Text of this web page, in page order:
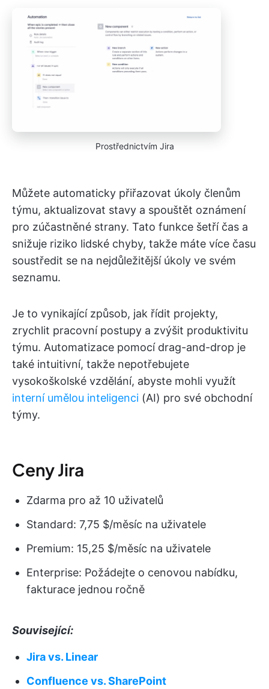
Prostřednictvím Jira
Můžete automaticky přiřazovat úkoly členům
týmu, aktualizovat stavy a spouštět oznámení
pro zúčastněné strany. Tato funkce šetří čas a
snižuje riziko lidské chyby, takže máte více času
soustředit se na nejdůležitější úkoly ve svém
seznamu.
Je to vynikající způsob, jak řídit projekty,
zrychlit pracovní postupy a zvýšit produktivitu
týmu. Automatizace pomocí drag-and-drop je
také intuitivní, takže nepotřebujete
vysokoškolské vzdělání, abyste mohli využít
interní umělou inteligenci (AI) pro své obchodní
týmy.
Ceny Jira
Zdarma pro až 10 uživatelů
Standard: 7,75 $/měsíc na uživatele
Premium: 15,25 $/měsíc na uživatele
Enterprise: Požádejte o cenovou nabídku,
fakturace jednou ročně
Související:
Jira vs. Linear
Confluence vs. SharePoint